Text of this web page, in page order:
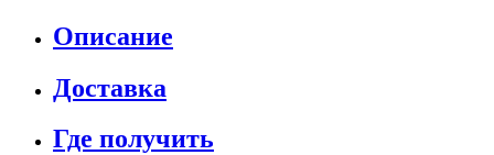
Описание
Доставка
Где получить